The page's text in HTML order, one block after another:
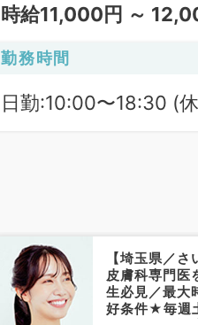
時給11,000円 ～
勤務時間
日勤:10:00〜18:30 (
【埼玉県／
皮膚科専門医
生必見／最大
好条件★毎週